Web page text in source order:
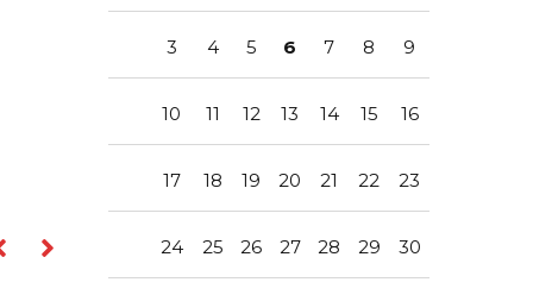
3 4 5 6 7 8 9
10 11 12 13 14 15 16
17 18 19 20 21 22 23
24 25 26 27 28 29 30